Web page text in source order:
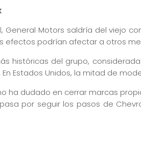
General Motors saldría del viejo
efectos podrían afectar a otros
históricas del grupo,
Estados Unidos, la mitad de
ha dudado en cerrar marcas
por seguir los pasos de